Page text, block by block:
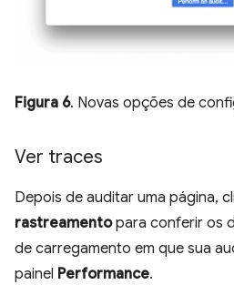
Figura 6. Novas opções de
Ver traces
Depois de auditar uma página,
rastreamentopara conferir os
de carregamento em que sua
painel Performance.